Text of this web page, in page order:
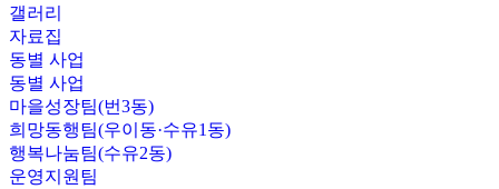
갤러리
자료집
동별 사업
동별 사업
마을성장팀(번3동)
희망동행팀(우이동·수유1동)
행복나눔팀(수유2동)
운영지원팀